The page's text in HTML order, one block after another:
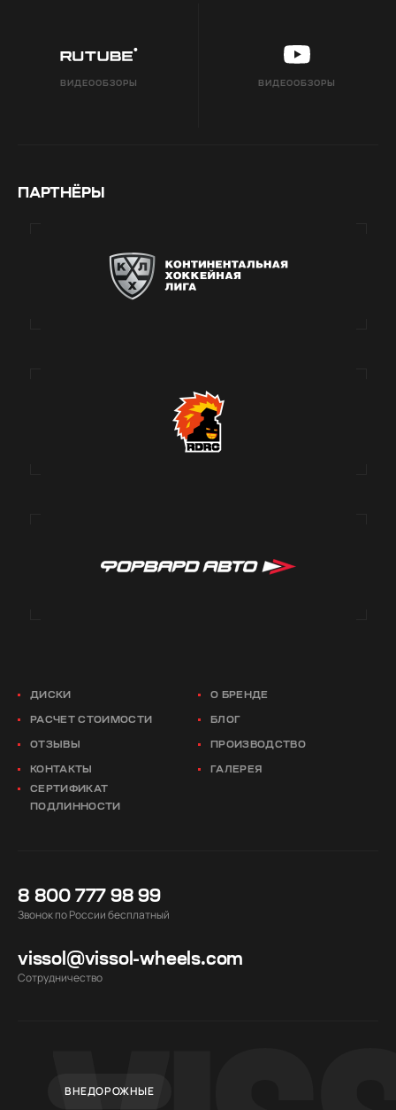
ВИДЕООБЗОРЫ ВИДЕООБЗОРЫ
ПАРТНЁРЫ
ДИСКИ О БРЕНДЕ
РАСЧЕТ СТОИМОСТИ БЛОГ
ОТЗЫВЫ ПРОИЗВОДСТВО
КОНТАКТЫ
ГАЛЕРЕЯ
СЕРТИФИКАТ
ПОДЛИННОСТИ
8 800 777 98 99
Звонок по России бесплатный
vissol@vissol-wheels.com
Cотрудничество
ВНЕДОРОЖНЫЕ